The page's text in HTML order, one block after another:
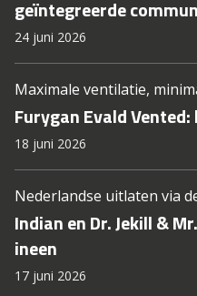
geïntegreerde
24 juni 2026
Maximale ventilatie,
Furygan Evald
18 juni 2026
Nederlandse uitlaten via
Indian en Dr. Jekill &
ineen
17 juni 2026